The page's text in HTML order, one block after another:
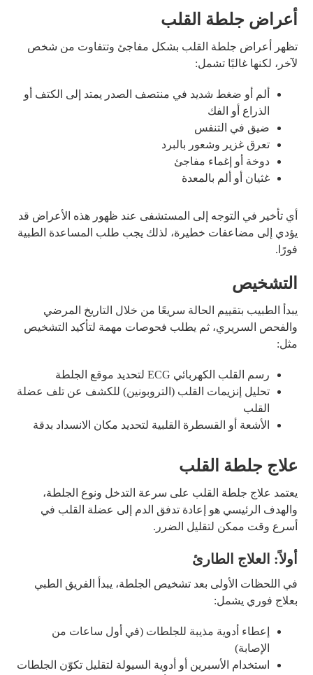
أعراض جلطة القلب
تظهر أعراض جلطة القلب بشكل مفاجئ وتتفاوت من شخص
لآخر، لكنها غالبًا تشمل:
ألم أو ضغط شديد في منتصف الصدر يمتد إلى الكتف أو
الذراع أو الفك
ضيق في التنفس
تعرق غزير وشعور بالبرد
دوخة أو إغماء مفاجئ
غثيان أو ألم بالمعدة
أي تأخير في التوجه إلى المستشفى عند ظهور هذه الأعراض قد
يؤدي إلى مضاعفات خطيرة، لذلك يجب طلب المساعدة الطبية
فورًا.
التشخيص
يبدأ الطبيب بتقييم الحالة سريعًا من خلال التاريخ المرضي
والفحص السريري، ثم يطلب فحوصات مهمة لتأكيد التشخيص
مثل:
رسم القلب الكهربائي ECG لتحديد موقع الجلطة
تحليل إنزيمات القلب (التروبونين) للكشف عن تلف عضلة
القلب
الأشعة أو القسطرة القلبية لتحديد مكان الانسداد بدقة
علاج جلطة القلب
يعتمد علاج جلطة القلب على سرعة التدخل ونوع الجلطة،
والهدف الرئيسي هو إعادة تدفق الدم إلى عضلة القلب في
أسرع وقت ممكن لتقليل الضرر.
أولاً: العلاج الطارئ
في اللحظات الأولى بعد تشخيص الجلطة، يبدأ الفريق الطبي
بعلاج فوري يشمل:
إعطاء أدوية مذيبة للجلطات (في أول ساعات من
الإصابة)
استخدام الأسبرين أو أدوية السيولة لتقليل تكوّن الجلطات